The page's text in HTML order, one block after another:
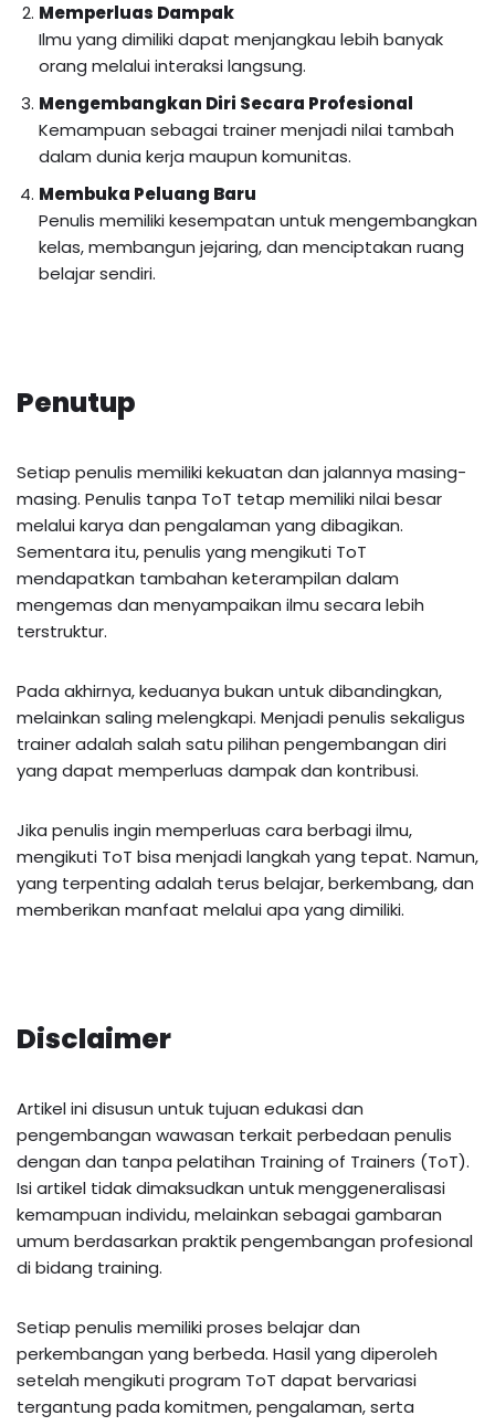
Memperluas Dampak
Ilmu yang dimiliki dapat menjangkau lebih banyak
orang melalui interaksi langsung.
Mengembangkan Diri Secara Profesional
Kemampuan sebagai trainer menjadi nilai tambah
dalam dunia kerja maupun komunitas.
Membuka Peluang Baru
Penulis memiliki kesempatan untuk mengembangkan
kelas, membangun jejaring, dan menciptakan ruang
belajar sendiri.
Penutup
Setiap penulis memiliki kekuatan dan jalannya masing-
masing. Penulis tanpa ToT tetap memiliki nilai besar
melalui karya dan pengalaman yang dibagikan.
Sementara itu, penulis yang mengikuti ToT
mendapatkan tambahan keterampilan dalam
mengemas dan menyampaikan ilmu secara lebih
terstruktur.
Pada akhirnya, keduanya bukan untuk dibandingkan,
melainkan saling melengkapi. Menjadi penulis sekaligus
trainer adalah salah satu pilihan pengembangan diri
yang dapat memperluas dampak dan kontribusi.
Jika penulis ingin memperluas cara berbagi ilmu,
mengikuti ToT bisa menjadi langkah yang tepat. Namun,
yang terpenting adalah terus belajar, berkembang, dan
memberikan manfaat melalui apa yang dimiliki.
Disclaimer
Artikel ini disusun untuk tujuan edukasi dan
pengembangan wawasan terkait perbedaan penulis
dengan dan tanpa pelatihan Training of Trainers (ToT).
Isi artikel tidak dimaksudkan untuk menggeneralisasi
kemampuan individu, melainkan sebagai gambaran
umum berdasarkan praktik pengembangan profesional
di bidang training.
Setiap penulis memiliki proses belajar dan
perkembangan yang berbeda. Hasil yang diperoleh
setelah mengikuti program ToT dapat bervariasi
tergantung pada komitmen, pengalaman, serta